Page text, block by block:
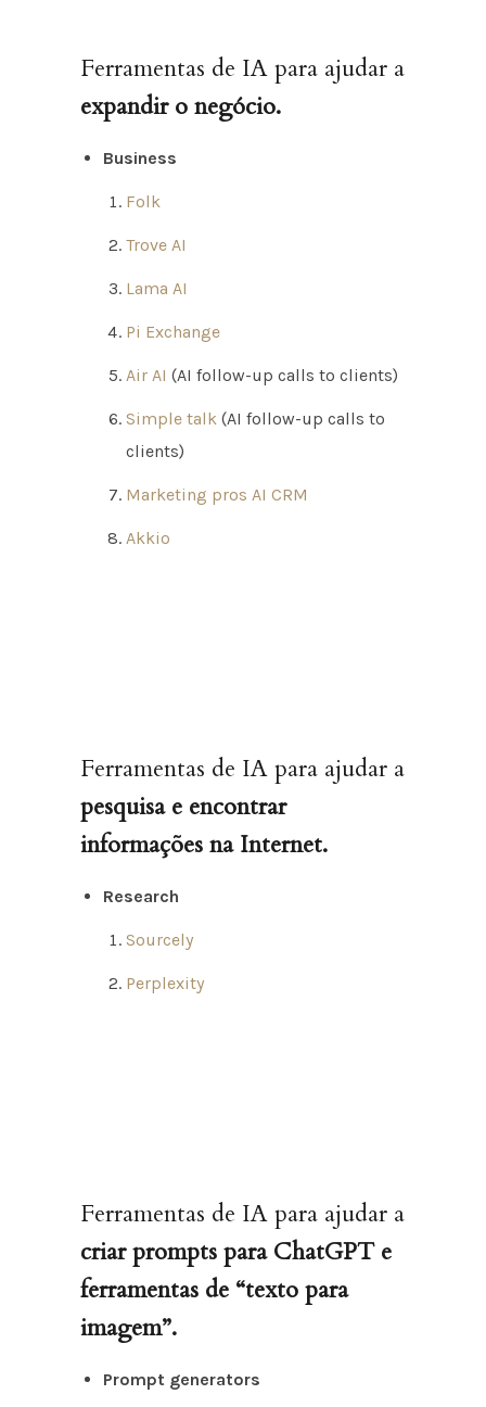
Ferramentas de IA para ajudar a
expandir o negócio.
Business
Folk
Trove AI
Lama AI
Pi Exchange
Air AI (AI follow-up calls to clients)
Simple talk(AI follow-up calls to
clients)
Marketing pros AI CRM
Akkio
Ferramentas de IA para ajudar a
pesquisa e encontrar
informações na Internet.
Research
Sourcely
Perplexity
Ferramentas de IA para ajudar a
criar prompts para ChatGPT e
ferramentas de “texto para
imagem”.
Prompt generators